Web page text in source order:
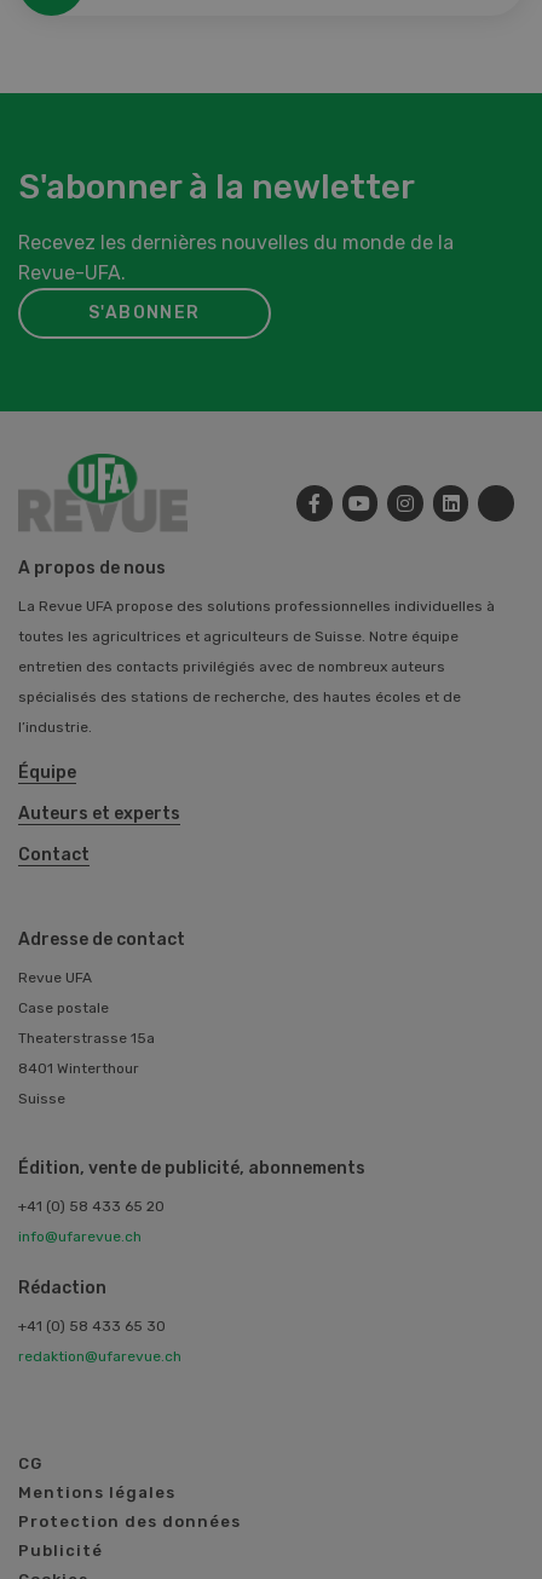
S'abonner à la newletter
Recevez les dernières nouvelles du monde de la
Revue-UFA.
S'ABONNER
A propos de nous
La Revue UFA propose des solutions professionnelles individuelles à
toutes les agricultrices et agriculteurs de Suisse. Notre équipe
entretien des contacts privilégiés avec de nombreux auteurs
spécialisés des stations de recherche, des hautes écoles et de
l’industrie.
Équipe
Auteurs et experts
Contact
Adresse de contact
Revue UFA
Case postale
Theaterstrasse 15a
8401 Winterthour
Suisse
Édition, vente de publicité, abonnements
+41 (0) 58 433 65 20
info@ufarevue.ch
Rédaction
+41 (0) 58 433 65 30
redaktion@ufarevue.ch
CG
Mentions légales
Protection des données
Publicité